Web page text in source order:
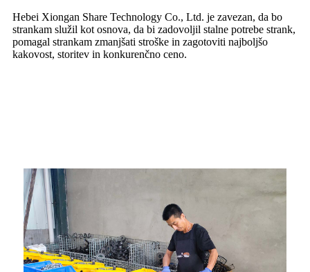
Hebei Xiongan Share Technology Co., Ltd. je zavezan, da bo
strankam služil kot osnova, da bi zadovoljil stalne potrebe strank,
pomagal strankam zmanjšati stroške in zagotoviti najboljšo
kakovost, storitev in konkurenčno ceno.